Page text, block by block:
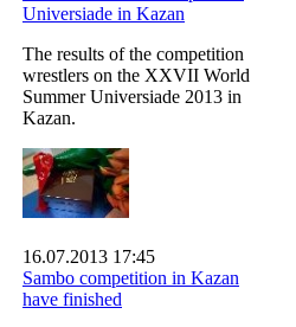
Universiade in Kazan
The results of the competition
wrestlers on the XXVII World
Summer Universiade 2013 in
Kazan.
16.07.2013 17:45
Sambo competition in Kazan
have finished